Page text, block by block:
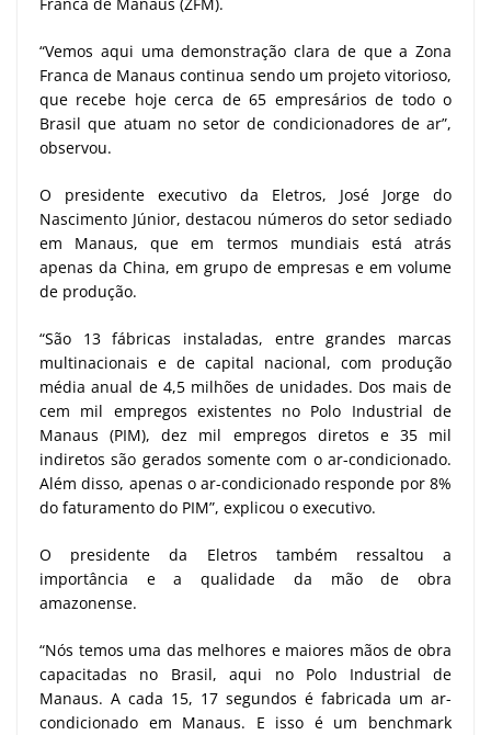
“Vemos aqui uma demonstração clara de que a Zona
Franca de Manaus continua sendo um projeto vitorioso,
que recebe hoje cerca de 65 empresários de todo o
Brasil que atuam no setor de condicionadores de ar”,
observou.
O presidente executivo da Eletros, José Jorge do
Nascimento Júnior, destacou números do setor sediado
em Manaus, que em termos mundiais está atrás
apenas da China, em grupo de empresas e em volume
de produção.
“São 13 fábricas instaladas, entre grandes marcas
multinacionais e de capital nacional, com produção
média anual de 4,5 milhões de unidades. Dos mais de
cem mil empregos existentes no Polo Industrial de
Manaus (PIM), dez mil empregos diretos e 35 mil
indiretos são gerados somente com o ar-condicionado.
Além disso, apenas o ar-condicionado responde por 8%
do faturamento do PIM”, explicou o executivo.
O presidente da Eletros também ressaltou a
importância e a qualidade da mão de obra
amazonense.
“Nós temos uma das melhores e maiores mãos de obra
capacitadas no Brasil, aqui no Polo Industrial de
Manaus. A cada 15, 17 segundos é fabricada um ar-
condicionado em Manaus. E isso é um benchmark